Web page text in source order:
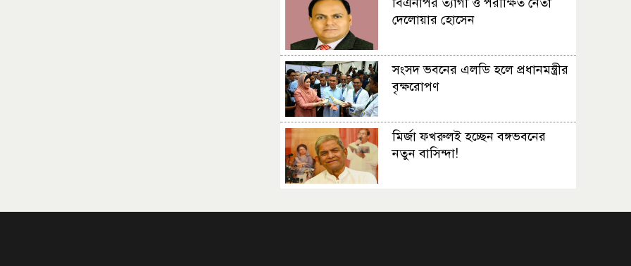
দেলোয়ার হোসেন
সংসদ ভবনের এলডি হলে প্রধানমন্ত্রীর
বৃক্ষরোপণ
মির্জা ফখরুলই হচ্ছেন বঙ্গভবনের
নতুন বাসিন্দা!